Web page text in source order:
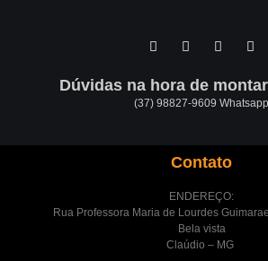
Dúvidas na hora de
(37) 98827-9609 Whatsapp
Contato
ENDEREÇO:
Rua Professora Maria de Lourdes
Bela vista
Claúdio – MG